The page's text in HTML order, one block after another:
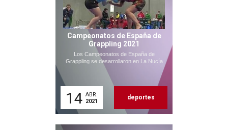
Campeonatos de España de
Grappling 2021
Los Campeonatos de España de
Grappling se desarrollaron en La Nucía
14 ABR.
2021
deportes